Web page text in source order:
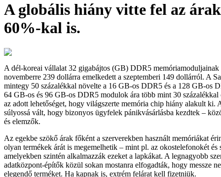
A globális hiány vitte fel az
60%-kal is.
A dél-koreai vállalat 32 gigabájtos (GB) DDR5 memóriamoduljainak
novemberre 239 dollárra emelkedett a szeptemberi 149 dollárról. A
mintegy 50 százalékkal növelte a 16 GB-os DDR5 és a 128 GB-os
64 GB-os és 96 GB-os DDR5 modulok ára több mint 30 százalékkal
az adott lehetőséget, hogy világszerte memória chip hiány alakult ki.
súlyossá vált, hogy bizonyos ügyfelek pánikvásárlásba kezdtek –
és elemzők.
Az egekbe szökő árak főként a szerverekben használt memóriákat
olyan termékek árát is megemelhetik – mint pl. az okostelefonokét és
amelyekben szintén alkalmazzák ezeket a lapkákat. A legnagyobb
adatközpont-építők közül sokan mostanra elfogadták, hogy messze
elegendő terméket. Ha kapnak is, extrém felárat kell fizetniük.